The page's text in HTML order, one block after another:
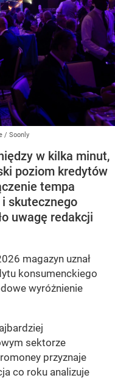
/ Soonly
w kilka minut,
poziom kredytów
tempa
skutecznego
uwagę redakcji
magazyn uznał
konsumenckiego
wyróżnienie
sektorze
przyznaje
co roku analizuje